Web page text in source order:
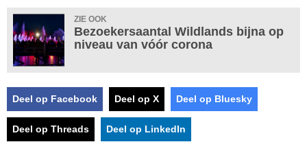
ZIE OOK
Bezoekersaantal Wildlands bijna op
niveau van vóór corona
Deel op Facebook Deel op X Deel op Bluesky
Deel op Threads Deel op LinkedIn